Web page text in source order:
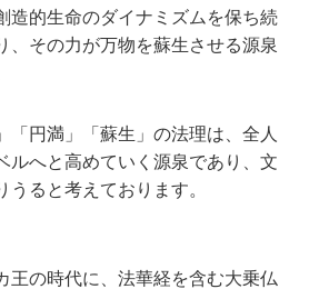
造的生命のダイナミズムを保ち続
、その力が万物を蘇生させる源泉
「円満」「蘇生」の法理は、全人
ルへと高めていく源泉であり、文
ると考えております。
王の時代に、法華経を含む大乗仏